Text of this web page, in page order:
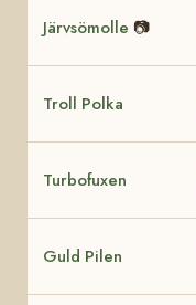
Järvsömolle 📷
Troll Polka
Turbofuxen
Guld Pilen